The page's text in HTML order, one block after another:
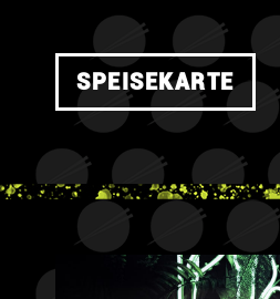
SPEISEKARTE